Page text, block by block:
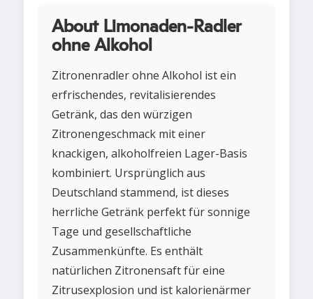
About Limonaden-Radler
ohne Alkohol
Zitronenradler ohne Alkohol ist ein
erfrischendes, revitalisierendes
Getränk, das den würzigen
Zitronengeschmack mit einer
knackigen, alkoholfreien Lager-Basis
kombiniert. Ursprünglich aus
Deutschland stammend, ist dieses
herrliche Getränk perfekt für sonnige
Tage und gesellschaftliche
Zusammenkünfte. Es enthält
natürlichen Zitronensaft für eine
Zitrusexplosion und ist kalorienärmer